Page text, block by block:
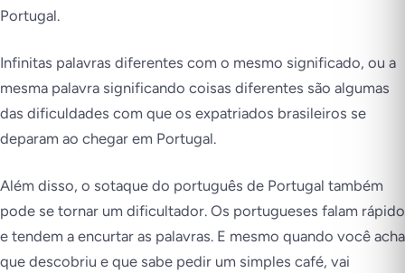
Portugal.
Infinitas palavras diferentes com o mesmo significado, ou a
mesma palavra significando coisas diferentes são algumas
das dificuldades com que os expatriados brasileiros se
deparam ao chegar em Portugal.
Além disso, o sotaque do português de Portugal também
pode se tornar um dificultador. Os portugueses falam rápido
e tendem a encurtar as palavras. E mesmo quando você acha
que descobriu e que sabe pedir um simples café, vai